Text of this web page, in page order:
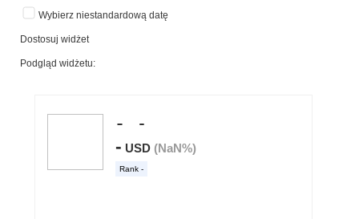
Wybierz niestandardową datę
Dostosuj widżet
Podgląd widżetu: